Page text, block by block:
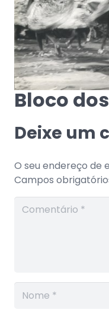
Bloco
Deixe um
O seu endereço de
Campos